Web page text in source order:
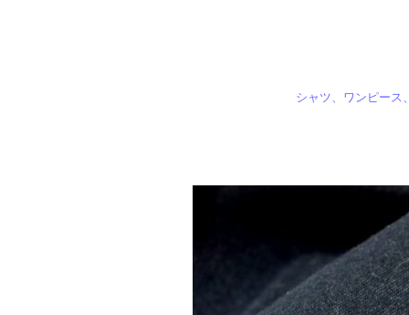
シャツ、ワンピース